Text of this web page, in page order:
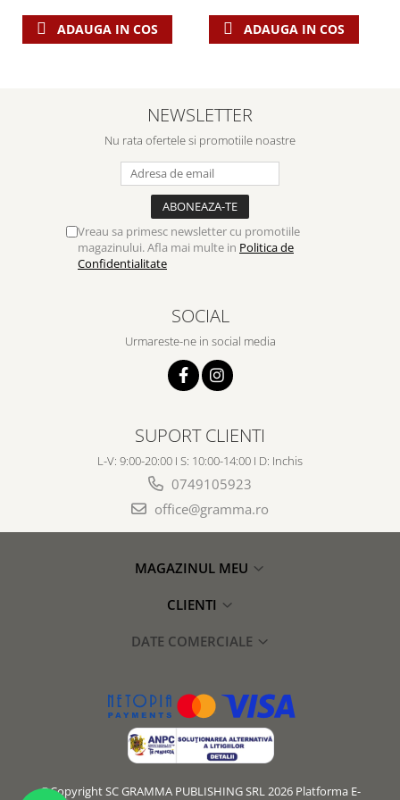
ADAUGA IN COS ADAUGA IN COS
NEWSLETTER
Nu rata ofertele si promotiile noastre
Vreau sa primesc newsletter cu promotiile
magazinului. Afla mai multe in Politica de
Confidentialitate
SOCIAL
Urmareste-ne in social media
SUPORT CLIENTI
L-V: 9:00-20:00 I S: 10:00-14:00 I D: Inchis
0749105923
office@gramma.ro
MAGAZINUL MEU
CLIENTI
DATE COMERCIALE
©Copyright SC GRAMMA PUBLISHING SRL 2026 Platforma E-